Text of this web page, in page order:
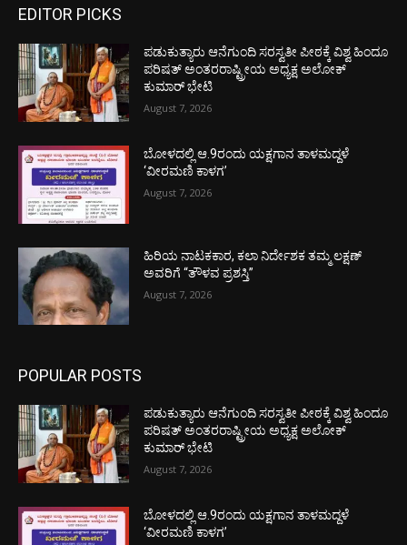
EDITOR PICKS
ಪಡುಕುತ್ಯಾರು ಆನೆಗುಂದಿ ಸರಸ್ವತೀ ಪೀಠಕ್ಕೆ ವಿಶ್ವ ಹಿಂದೂ
ಪರಿಷತ್ ಅಂತರರಾಷ್ಟ್ರೀಯ ಅಧ್ಯಕ್ಷ ಅಲೋಕ್
ಕುಮಾರ್ ಭೇಟಿ
August 7, 2026
ಬೋಳದಲ್ಲಿ ಆ.9ರಂದು ಯಕ್ಷಗಾನ ತಾಳಮದ್ದಳೆ
‘ವೀರಮಣಿ ಕಾಳಗ’
August 7, 2026
ಹಿರಿಯ ನಾಟಕಕಾರ, ಕಲಾ ನಿರ್ದೇಶಕ ತಮ್ಮ ಲಕ್ಷಣ್
ಅವರಿಗೆ “ತೌಳವ ಪ್ರಶಸ್ತಿ”
August 7, 2026
POPULAR POSTS
ಪಡುಕುತ್ಯಾರು ಆನೆಗುಂದಿ ಸರಸ್ವತೀ ಪೀಠಕ್ಕೆ ವಿಶ್ವ ಹಿಂದೂ
ಪರಿಷತ್ ಅಂತರರಾಷ್ಟ್ರೀಯ ಅಧ್ಯಕ್ಷ ಅಲೋಕ್
ಕುಮಾರ್ ಭೇಟಿ
August 7, 2026
ಬೋಳದಲ್ಲಿ ಆ.9ರಂದು ಯಕ್ಷಗಾನ ತಾಳಮದ್ದಳೆ
‘ವೀರಮಣಿ ಕಾಳಗ’